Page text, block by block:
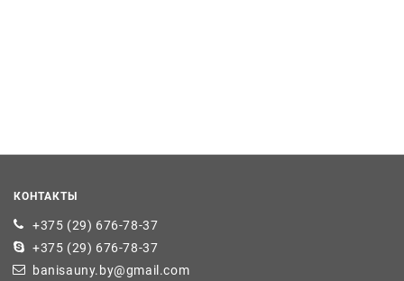
КОНТАКТЫ
+375 (29) 676-78-37
+375 (29) 676-78-37
banisauny.by@gmail.com